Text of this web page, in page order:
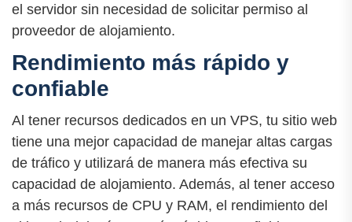
el servidor sin necesidad de solicitar permiso al
proveedor de alojamiento.
Rendimiento más rápido y
confiable
Al tener recursos dedicados en un VPS, tu sitio web
tiene una mejor capacidad de manejar altas cargas
de tráfico y utilizará de manera más efectiva su
capacidad de alojamiento. Además, al tener acceso
a más recursos de CPU y RAM, el rendimiento del